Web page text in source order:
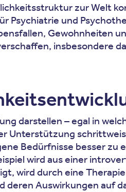
zur Welt
und
Gewohnheiten
insbesondere
darstellen – egal in
Bedürfnisse besser zu
wird aus einer
wird durch eine
Auswirkungen auf